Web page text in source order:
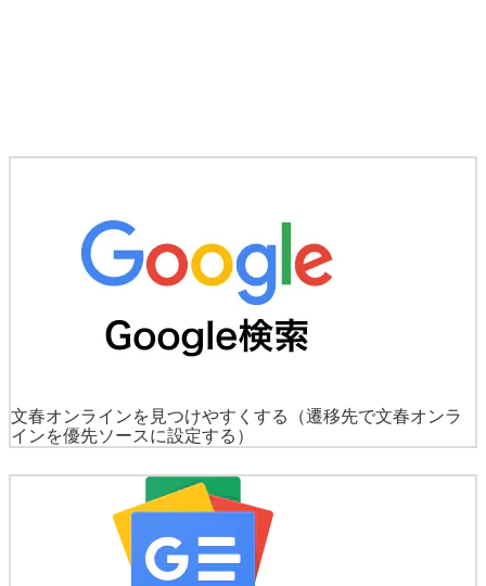
文春オンラインを見つけやすくする
（遷移先で文春オンラ
インを優先ソースに設定する）